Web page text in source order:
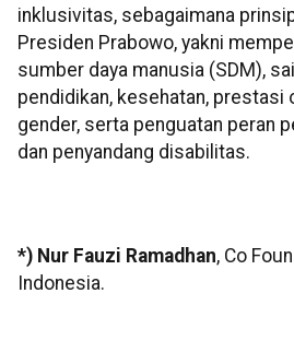
inklusivitas, sebagaimana
Presiden Prabowo, yakni
sumber daya manusia (SDM),
pendidikan, kesehatan, prestasi
gender, serta penguatan peran
dan penyandang disabilitas.
*) Nur Fauzi Ramadhan, Co
Indonesia.